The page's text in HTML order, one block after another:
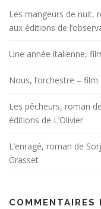
Les mangeurs de nuit,
aux éditions de
Une année italienne,
Nous, l’orchestre –
Les pêcheurs, roman
éditions de L’Olivier
L’enragé, roman de
Grasset
COMMENTAIRES